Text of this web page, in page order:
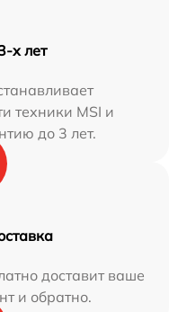
х лет
техники MSI и
до 3 лет.
доставит ваше
и обратно.